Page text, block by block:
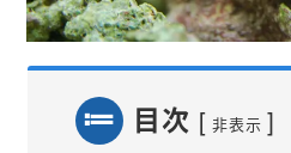
目次 [ 非表示 ]